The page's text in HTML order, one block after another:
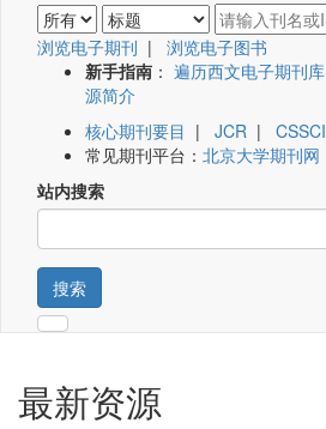
浏览电子期刊 | 浏览电子图书
新手指南 ： 遍历西文电子期刊库
源简介
核心期刊要目 | JCR | CSSCI
常见期刊平台： 北京大学期刊网
站内搜索
搜索
最新资源